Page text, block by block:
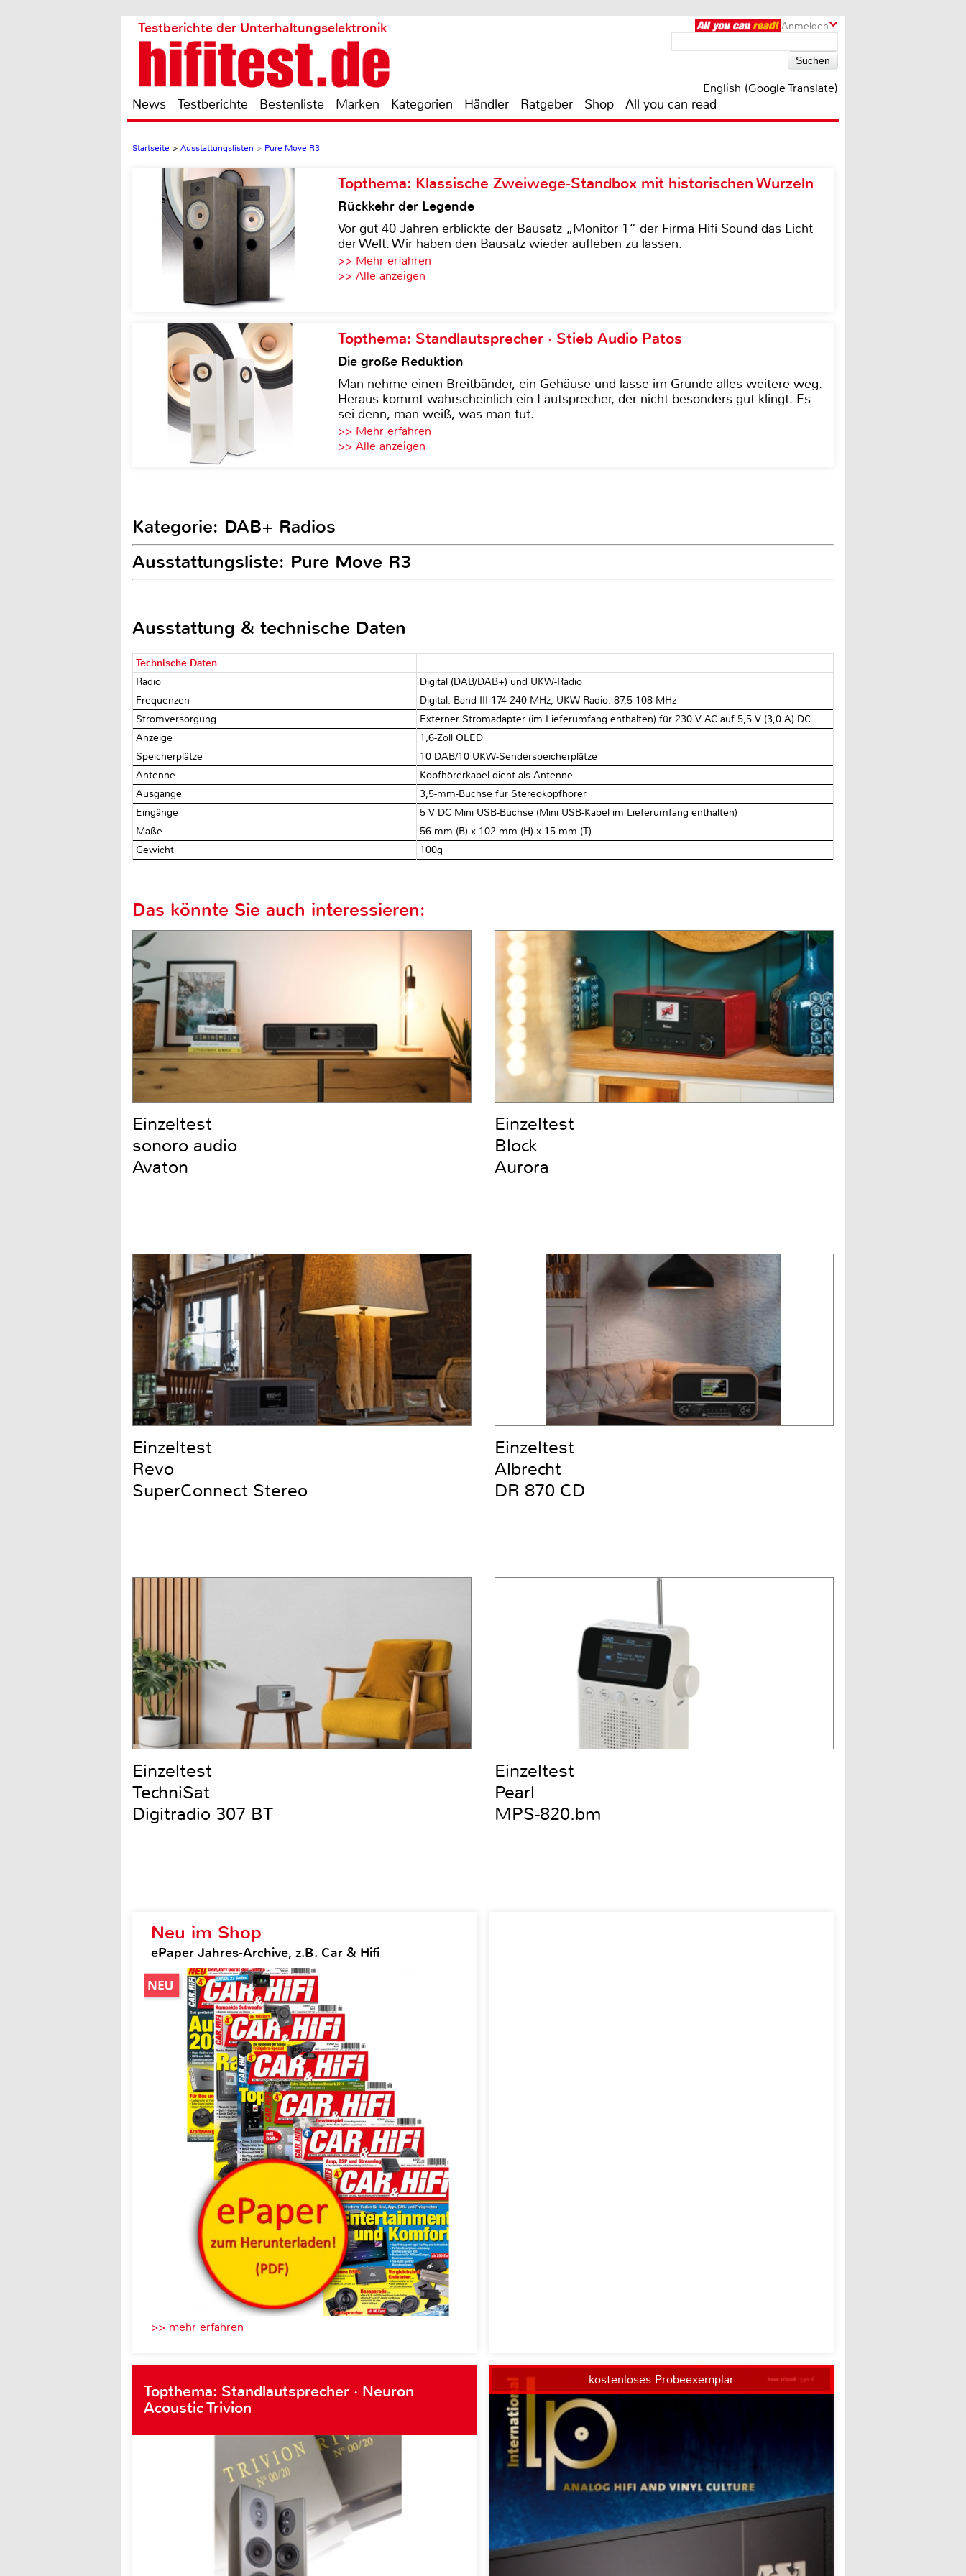
Anmelden
Testberichte der Unterhaltungselektronik
English (Google Translate)
News Testberichte Bestenliste Marken Kategorien Händler Ratgeber Shop All you can read
Startseite > Ausstattungslisten > Pure Move R3
Topthema: Klassische Zweiwege-Standbox mit historischen Wurzeln
Rückkehr der Legende
Vor gut 40 Jahren erblickte der Bausatz „Monitor 1“ der Firma Hifi Sound das Licht
der Welt. Wir haben den Bausatz wieder aufleben zu lassen.
>> Mehr erfahren
>> Alle anzeigen
Topthema: Standlautsprecher · Stieb Audio Patos
Die große Reduktion
Man nehme einen Breitbänder, ein Gehäuse und lasse im Grunde alles weitere weg.
Heraus kommt wahrscheinlich ein Lautsprecher, der nicht besonders gut klingt. Es
sei denn, man weiß, was man tut.
>> Mehr erfahren
>> Alle anzeigen
Kategorie: DAB+ Radios
Ausstattungsliste: Pure Move R3
Ausstattung & technische Daten
Technische Daten
Radio
Digital (DAB/DAB+) und UKW-Radio
Frequenzen
Digital: Band III 174-240 MHz, UKW-Radio: 87,5-108 MHz
Stromversorgung
Externer Stromadapter (im Lieferumfang enthalten) für 230 V AC auf 5,5 V (3,0 A) DC.
Anzeige
1,6-Zoll OLED
Speicherplätze
10 DAB/10 UKW-Senderspeicherplätze
Antenne
Kopfhörerkabel dient als Antenne
Ausgänge
3,5-mm-Buchse für Stereokopfhörer
Eingänge
5 V DC Mini USB-Buchse (Mini USB-Kabel im Lieferumfang enthalten)
Maße
56 mm (B) x 102 mm (H) x 15 mm (T)
Gewicht
100g
Neu im Shop
ePaper Jahres-Archive, z.B. Car & Hifi
>> mehr erfahren
Topthema: Standlautsprecher · Neuron
Acoustic Trivion
kostenloses Probeexemplar
Das könnte Sie auch interessieren:
Einzeltest
sonoro audio
Avaton
Einzeltest
Block
Aurora
Einzeltest
Revo
SuperConnect Stereo
Einzeltest
Albrecht
DR 870 CD
Einzeltest
TechniSat
Digitradio 307 BT
Einzeltest
Pearl
MPS-820.bm